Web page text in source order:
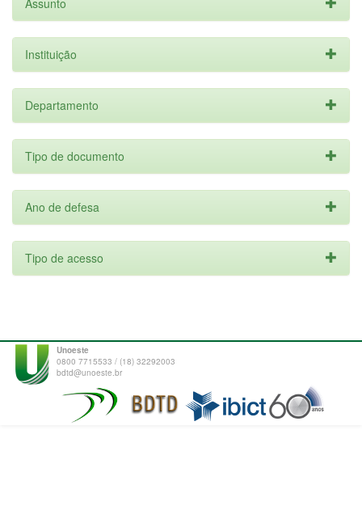
Assunto
Instituição
Departamento
Tipo de documento
Ano de defesa
Tipo de acesso
Unoeste
0800 7715533 / (18) 32292003
bdtd@unoeste.br